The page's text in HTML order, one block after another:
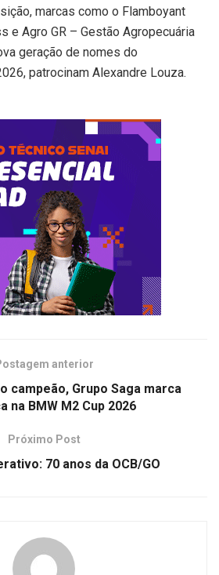
marcas como o Flamboyant
e Agro GR – Gestão Agropecuária
geração de nomes do
patrocinam Alexandre Louza.
anterior
campeão, Grupo Saga marca
na BMW M2 Cup 2026
Próximo Post
70 anos da OCB/GO